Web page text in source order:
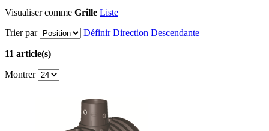
Visualiser comme Grille Liste
Trier par
Définir Direction Descendante
11 article(s)
Montrer